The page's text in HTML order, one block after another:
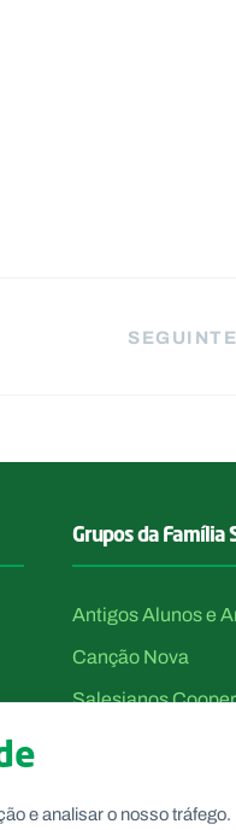
SEGUINTE
Grupos da Família
Antigos Alunos e
Canção Nova
Salesianos
e analisar o nosso